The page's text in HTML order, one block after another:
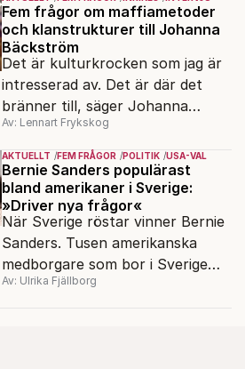
Omstartskommissionen och vice
rektor vid Örebro universitet.
Hon värnar mångfald i
teknikutvecklingen.
Fem frågor om maffiametoder
och klanstrukturer till Johanna
Bäckström
Det är kulturkrocken som jag är
intresserad av. Det är där det
bränner till, säger Johanna
Bäckström Lerneby, som i 14 år
följt ett klanliknande
släktnätverk i Angered och är
aktuell med den dokumentära
boken Familjen.
Av: Lennart Frykskog
AKTUELLT FEM FRÅGOR POLITIK USA-VAL
Bernie Sanders populärast
bland amerikaner i Sverige:
»Driver nya frågor«
När Sverige röstar vinner Bernie
Sanders. Tusen amerikanska
medborgare som bor i Sverige
röstade i demokraternas
Av: Ulrika Fjällborg